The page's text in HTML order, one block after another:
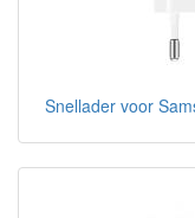
Snellader voor